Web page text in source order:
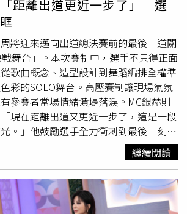
距離出道更近一步了」 選
將迎來邁向出道總決賽前的最後一道關
舞台」。本次賽制中，選手不只得正面
歌曲概念、造型設計到舞蹈編排全權準
彩的SOLO舞台。高壓賽制讓現場氣氛
參賽者當場情緒潰堤落淚。MC銀赫則
現在距離出道又更近一步了，這是一段
。」他鼓勵選手全力衝刺到最後一刻，
都會幫助你。」一句話讓不少選手瞬間
1對決賽制競爭激烈，由晉級CORE區的
EDGE區選手主動挑戰對手，正式展開
跳歌單除了有《宇宙啦啦隊》的原創單
、〈Level Up〉和〈心跳簽收〉之
繼續閱讀